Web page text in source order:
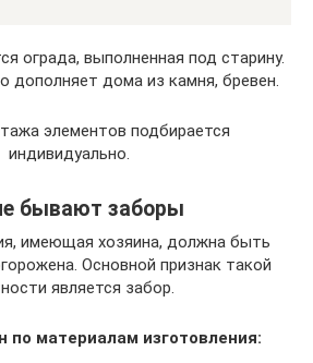
ограда, выполненная под старину.
дополняет дома из камня, бревен.
элементов подбирается
индивидуально.
бывают заборы
имеющая хозяина, должна быть
Основной признак такой
является забор.
по материалам изготовления: